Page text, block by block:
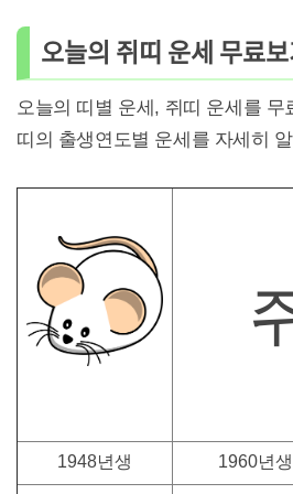
오늘의 쥐띠 운세 무료
오늘의 띠별 운세, 쥐띠 운세를 무
띠의 출생연도별 운세를 자세히
1948년생 1960년생